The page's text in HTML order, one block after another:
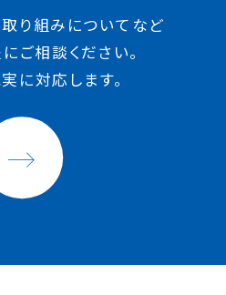
り組みについてなど
ご相談ください。
に対応します。